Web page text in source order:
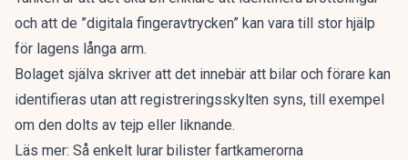
och att de ”digitala fingeravtrycken” kan vara till stor hjälp
för lagens långa arm.
Bolaget själva skriver att det innebär att bilar och förare kan
identifieras utan att registreringsskylten syns, till exempel
om den dolts av tejp eller liknande.
Läs mer: Så enkelt lurar bilister fartkamerorna